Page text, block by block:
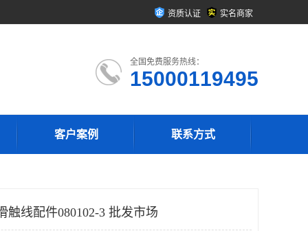
资质认证 实名商家
全国免费服务热线：
15000119495
客户案例 联系方式
触线配件080102-3 批发市场